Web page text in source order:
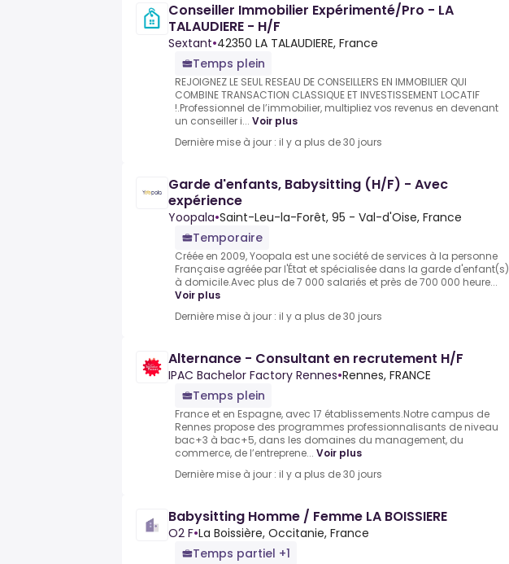
Conseiller Immobilier Expérimenté/Pro - LA
TALAUDIERE - H/F
Sextant•42350 LA TALAUDIERE, France
Temps plein
REJOIGNEZ LE SEUL RESEAU DE CONSEILLERS EN IMMOBILIER QUI
COMBINE TRANSACTION CLASSIQUE ET INVESTISSEMENT LOCATIF
!.Professionnel de l’immobilier, multipliez vos revenus en devenant
un conseiller i... Voir plus
Dernière mise à jour : il y a plus de 30 jours
Garde d'enfants, Babysitting (H/F) - Avec
expérience
Yoopala•Saint-Leu-la-Forêt, 95 - Val-d'Oise, France
Temporaire
Créée en 2009, Yoopala est une société de services à la personne
Française agréée par l'État et spécialisée dans la garde d'enfant(s)
à domicile.Avec plus de 7 000 salariés et près de 700 000 heure...
Voir plus
Dernière mise à jour : il y a plus de 30 jours
Alternance - Consultant en recrutement H/F
IPAC Bachelor Factory Rennes•Rennes, FRANCE
Temps plein
France et en Espagne, avec 17 établissements.Notre campus de
Rennes propose des programmes professionnalisants de niveau
bac+3 à bac+5, dans les domaines du management, du
commerce, de l’entreprene... Voir plus
Dernière mise à jour : il y a plus de 30 jours
Babysitting Homme / Femme LA BOISSIERE
O2 F•La Boissière, Occitanie, France
Temps partiel +1